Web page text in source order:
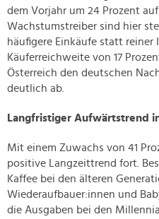
dem Vorjahr um 24 Prozent
Wachstumstreiber sind hier
häufigere Einkäufe statt
Käuferreichweite von 17
Österreich den deutschen
deutlich ab.
Langfristiger Aufwärtstrend
Mit einem Zuwachs von 41
positive Langzeittrend fort.
Kaffee bei den älteren
Wiederaufbauer:innen und
die Ausgaben bei den